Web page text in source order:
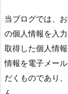
当ブログでは、
の個人情報を入
取得した個人情
情報を電子メー
だくものであり